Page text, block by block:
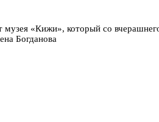
музея «Кижи», который со
Богданова